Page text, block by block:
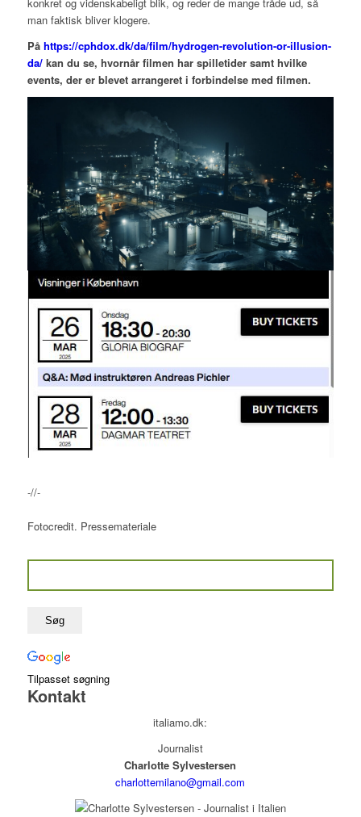
konkret og videnskabeligt blik, og reder de mange tråde ud, så
man faktisk bliver klogere.
På https://cphdox.dk/da/film/hydrogen-revolution-or-illusion-
da/kan du se, hvornår filmen har spilletider samt hvilke
events, der er blevet arrangeret i forbindelse med filmen.
-//-
Fotocredit. Pressemateriale
Tilpasset søgning
Kontakt
italiamo.dk:
Journalist
Charlotte Sylvestersen
charlottemilano@gmail.com